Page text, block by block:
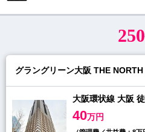
250
グラングリーン大阪 THE
大阪環状線 大阪
40万円